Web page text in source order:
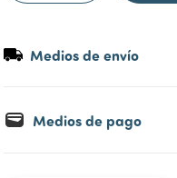
Medios de envío
Medios de pago